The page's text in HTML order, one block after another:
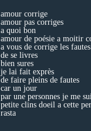
amour corrige
amour pas corriges
a quoi bon
amour de poésie a moitir
a vous de corrige les fautes
de se livres
bien sures
je lai fait exprès
de faire pleins de fautes
car un jour
par une personnes je me
petite clins doeil a cette
rasta